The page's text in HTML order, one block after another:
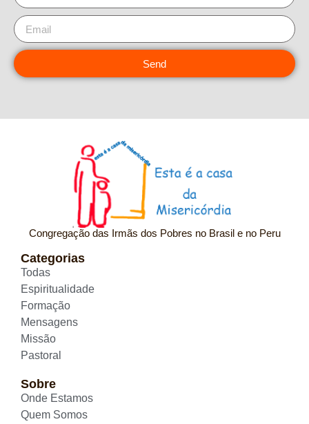
Send
Congregação das Irmãs dos Pobres no Brasil e no Peru
Categorias
Todas
Espiritualidade
Formação
Mensagens
Missão
Pastoral
Sobre
Onde Estamos
Quem Somos